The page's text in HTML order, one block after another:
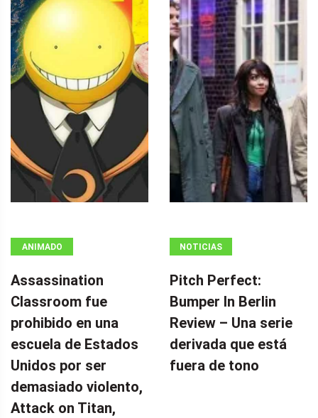
ANIMADO
Assassination
Classroom fue
prohibido en una
escuela de Estados
Unidos por ser
demasiado violento,
Attack on Titan,
NOTICIAS
Pitch Perfect:
Bumper In Berlin
Review – Una serie
derivada que está
fuera de tono